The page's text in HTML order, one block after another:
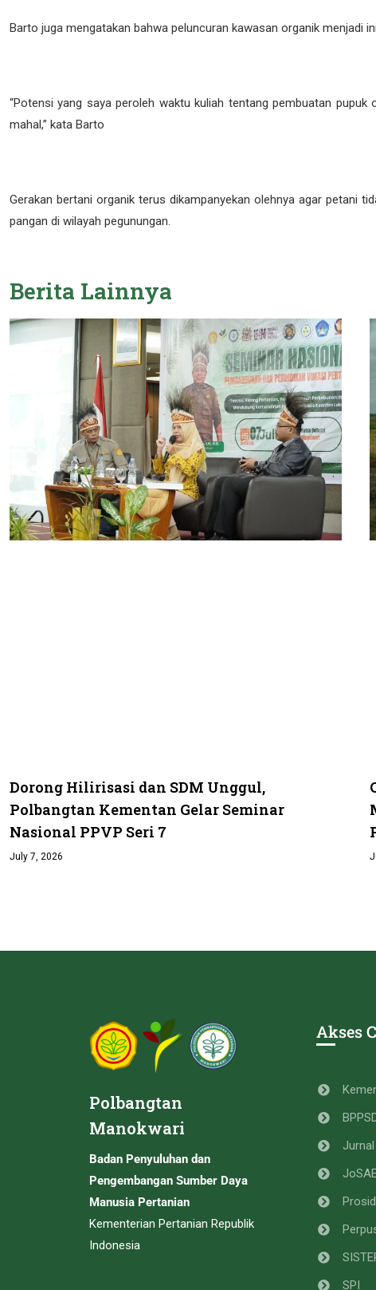
Barto juga mengatakan bahwa peluncuran kawasan organik menjadi
“Potensi yang saya peroleh waktu kuliah tentang pembuatan
mahal,” kata Barto
Gerakan bertani organik terus dikampanyekan olehnya agar petani
pangan di wilayah pegunungan.
Berita Lainnya
Dorong Hilirisasi dan SDM Unggul,
Polbangtan Kementan Gelar Seminar
Nasional PPVP Seri 7
July 7, 2026
Polbangtan
Manokwari
Badan Penyuluhan dan
Pengembangan Sumber Daya
Manusia Pertanian
Kementerian Pertanian Republik
Indonesia
Akses
SPI